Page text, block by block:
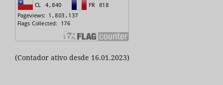
(Contador ativo desde 16.01.2023)